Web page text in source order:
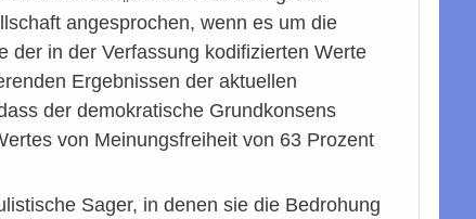
angesprochen, wenn es um die
der in der Verfassung kodifizierten Werte
Ergebnissen der aktuellen
der demokratische Grundkonsens
von Meinungsfreiheit von 63 Prozent
Sager, in denen sie die Bedrohung